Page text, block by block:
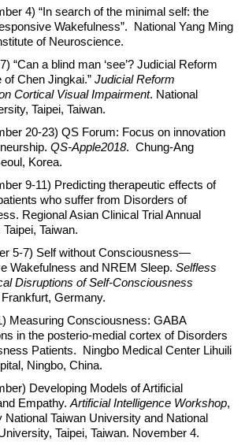
4) “In search of the minimal self: the
Wakefulness”. National Yang Ming
of Neuroscience.
“Can a blind man ‘see’? Judicial Reform
of Chen Jingkai.” Judicial Reform
Cortical Visual Impairment. National
Taipei, Taiwan.
20-23) QS Forum: Focus on innovation
QS-Apple2018. Chung-Ang
Korea.
9-11) Predicting therapeutic effects of
who suffer from Disorders of
Regional Asian Clinical Trial Annual
Taiwan.
5-7) Self without Consciousness—
Wakefulness and NREM Sleep. Selfless
Disruptions of Self-Consciousness
Germany.
Measuring Consciousness: GABA
in the posterio-medial cortex of Disorders
Patients. Ningbo Medical Center Lihuili
Ningbo, China.
Developing Models of Artificial
Empathy. Artificial Intelligence Workshop,
National Taiwan University and National
Taipei, Taiwan. November 4.